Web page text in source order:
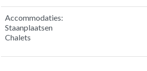
Accommodaties:
Staanplaatsen
Chalets